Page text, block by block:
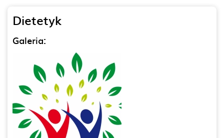
Dietetyk
Galeria: